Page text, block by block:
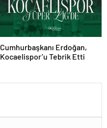
Cumhurbaşkanı Erdoğan,
Kocaelispor’u Tebrik Etti